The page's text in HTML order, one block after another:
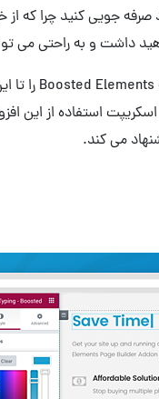
صرفه جویی کنید چرا که
داشت و به راحتی می
Boosted Elements را تا این اندازه پرطرفدار کرده است،
استفاده از این
می کند.